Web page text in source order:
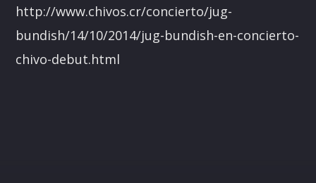
http://www.chivos.cr/concierto/jug-
bundish/14/10/2014/jug-bundish-en-concierto-
chivo-debut.html